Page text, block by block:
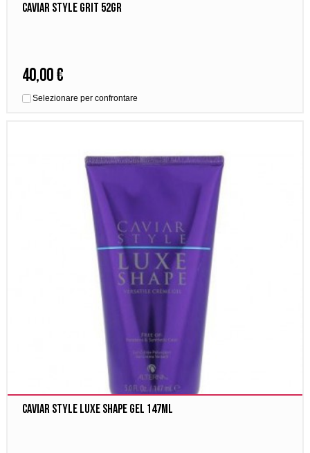
Caviar Style Grit 52gr
40,00 €
Selezionare per confrontare
Caviar Style Luxe Shape Gel 147ml